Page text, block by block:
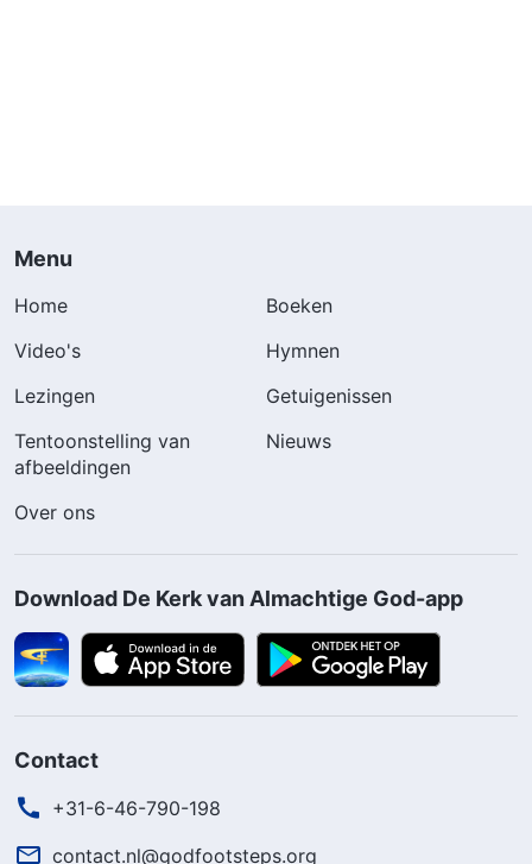
Menu
Home
Boeken
Video's
Hymnen
Lezingen
Getuigenissen
Tentoonstelling van
afbeeldingen
Nieuws
Over ons
Download De Kerk van Almachtige God-app
Contact
+31-6-46-790-198
contact.nl@godfootsteps.org